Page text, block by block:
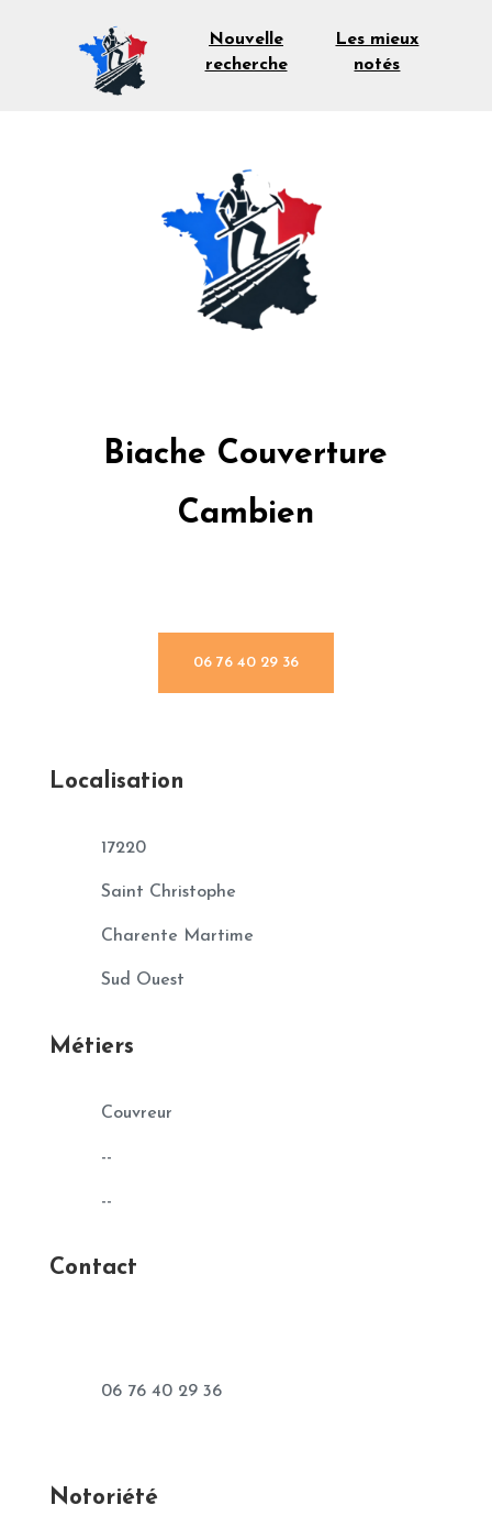
Nouvelle
recherche
Les mieux
notés
Biache Couverture
Cambien
06 76 40 29 36
Localisation
17220
Saint Christophe
Charente Martime
Sud Ouest
Métiers
Couvreur
--
--
Contact
06 76 40 29 36
Notoriété